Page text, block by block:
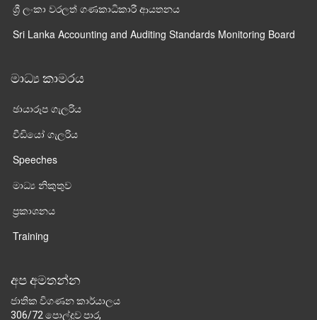
ශ්‍රී ලංකා වරලත් ගණකාධිකාරී ආයතනය
Sri Lanka Accounting and Auditing Standards Monitoring Board
මාධ්‍ය කාමරය
ඡායාරූප ගැලරිය
වීඩියෝ ගැලරිය
Speeches
මාධ්‍ය නිකුතුව
ප්‍රකාශනය
Training
අප අමතන්න
ජාතික විගණන කාර්යාලය
306/72 පොල්දූව පාර,